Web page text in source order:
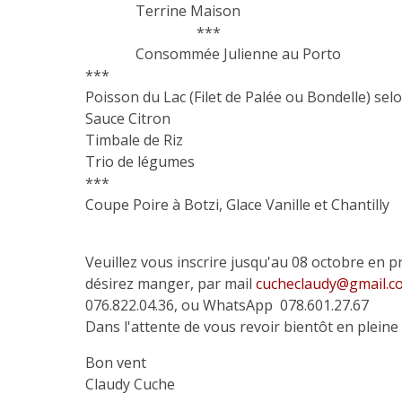
Terrine Maison
***
Consommée Julienne au Porto
***
Poisson du Lac (Filet de Palée ou Bondelle)
Sauce Citron
Timbale de Riz
Trio de légumes
***
Coupe Poire à Botzi, Glace Vanille et Chantilly
Veuillez vous inscrire jusqu'au 08 octobre en
désirez manger, par mail
076.822.04.36, ou WhatsApp 078.601.27.67
Dans l'attente de vous revoir bientôt en
Bon vent
Claudy Cuche